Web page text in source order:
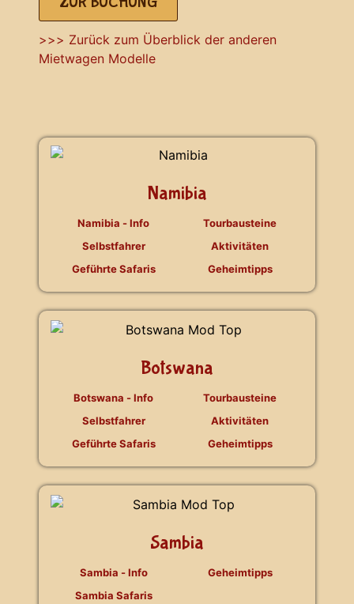
>>> Zurück zum Überblick der anderen
Mietwagen Modelle
Namibia
Namibia - Info
Selbstfahrer
Geführte Safaris
Tourbausteine
Aktivitäten
Geheimtipps
Botswana
Botswana - Info
Selbstfahrer
Geführte Safaris
Tourbausteine
Aktivitäten
Geheimtipps
Sambia
Sambia - Info
Sambia Safaris
Geheimtipps